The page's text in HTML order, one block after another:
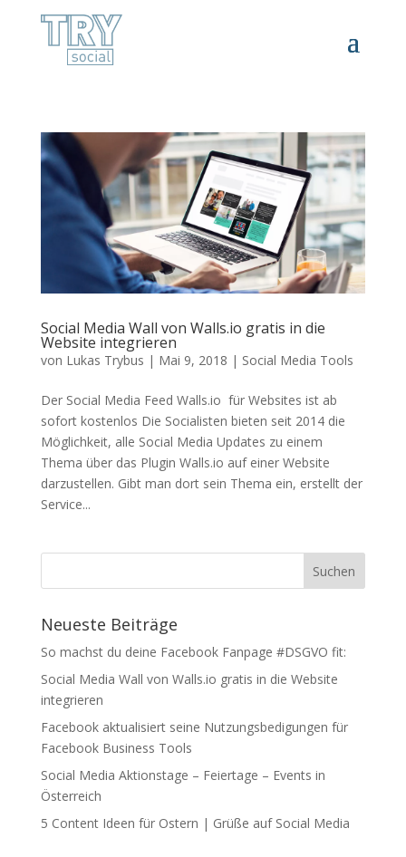
Social Media Wall von Walls.io gratis in die
Website integrieren
von Lukas Trybus | Mai 9, 2018 | Social Media Tools
Der Social Media Feed Walls.io für Websites ist ab
sofort kostenlos Die Socialisten bieten seit 2014 die
Möglichkeit, alle Social Media Updates zu einem
Thema über das Plugin Walls.io auf einer Website
darzustellen. Gibt man dort sein Thema ein, erstellt der
Service...
Neueste Beiträge
So machst du deine Facebook Fanpage #DSGVO fit:
Social Media Wall von Walls.io gratis in die Website
integrieren
Facebook aktualisiert seine Nutzungsbedigungen für
Facebook Business Tools
Social Media Aktionstage – Feiertage – Events in
Österreich
5 Content Ideen für Ostern | Grüße auf Social Media